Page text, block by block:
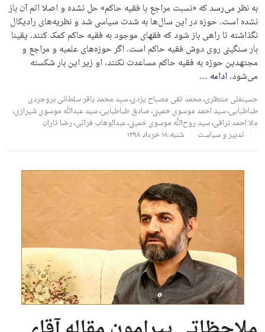
به نظر می‌رسد که «نسبت مراجع با فقیه حاکم» حل نشده و اصلا اتم آن باز
نشده است. حوزه در این سال‌ها به شدت سیاسی شد و نظریه‌های رادیکال
نگذاشته تا راهی باز شود که فقهای موجود به فقیه حاکم کمک کنند. یقینا
بار سنگینی روی دوش فقیه حاکم است. اگر حوزه‌های علمیه و مراجع و
مجتهدین حوزه به فقیه حاکم مساعدت نکنند، او زیر این بار شکسته
می‌شود.ادامه …
حسینعلی منتظری،محمد تقی مصباح یزدی،سید محمد باقر سلطانی بروجردی
طباطبایی،سید احمد موسوی خمینی،صادق طباطبایی،سید عبدالله موسوی شیرازی،
ملا احمد نراقی،سید روح‌الله موسوی خمینی،عبدالوهاب فراتی،رضا تاران
تدبیر و سیاست
شنبه، ۱۸ خرداد ۱۳۹۸